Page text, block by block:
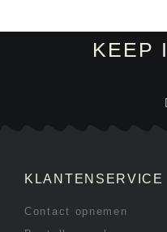
KEEP
KLANTENSERVICE
Contact opnemen